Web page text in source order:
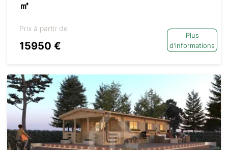
㎡
Prix à partir de
15950 €
Plus
d'informations